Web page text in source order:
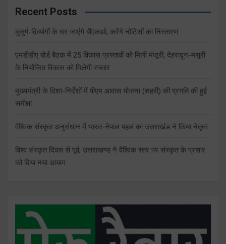
Recent Posts
बुजुर्ग-दिव्यांगों के घर जाएंगे बीएलओ, करेंगे नोटिसों का निस्तारण
एमडीडीए बोर्ड बैठक में 25 विकास प्रस्तावों को मिली मंजूरी, देहरादून-मसूरी
के नियोजित विकास को मिलेगी रफ्तार
मुख्यमंत्री के दिशा-निर्देशों में पीएम आवास योजना (शहरी) की प्रगति की हुई
समीक्षा
वैश्विक संस्कृत अनुसंधान में भारत-नेपाल पहल का उत्तराखंड ने किया नेतृत्व
विश्व संस्कृत दिवस से पूर्व, उत्तराखण्ड ने वैश्विक स्तर पर संस्कृत के प्रसार
को दिया नया आयाम